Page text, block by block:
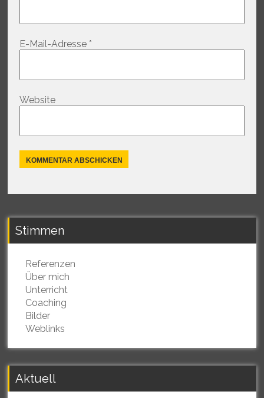
E-Mail-Adresse*
Website
Stimmen
Referenzen
Über mich
Unterricht
Coaching
Bilder
Weblinks
Aktuell